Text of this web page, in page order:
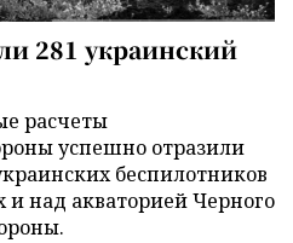
281 украинский
расчеты
успешно отразили
беспилотников
и над акваторией Черного